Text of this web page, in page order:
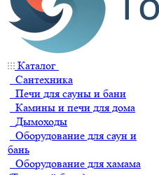
Каталог
Сантехника
Печи для сауны и бани
Камины и печи для дома
Дымоходы
Оборудование для саун и
бань
Оборудование для хамама